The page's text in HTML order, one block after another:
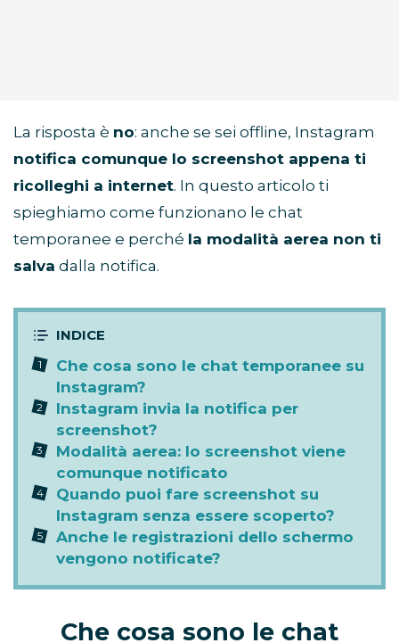
La risposta è no: anche se sei offline, Instagram
notifica comunque lo screenshot appena ti
ricolleghi a internet. In questo articolo ti
spieghiamo come funzionano le chat
temporanee e perché la modalità aerea non ti
salva dalla notifica.
Che cosa sono le chat temporanee su
Instagram?
Instagram invia la notifica per
screenshot?
Modalità aerea: lo screenshot viene
comunque notificato
Quando puoi fare screenshot su
Instagram senza essere scoperto?
Anche le registrazioni dello schermo
vengono notificate?
Che cosa sono le chat